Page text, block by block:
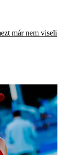
már nem viseli